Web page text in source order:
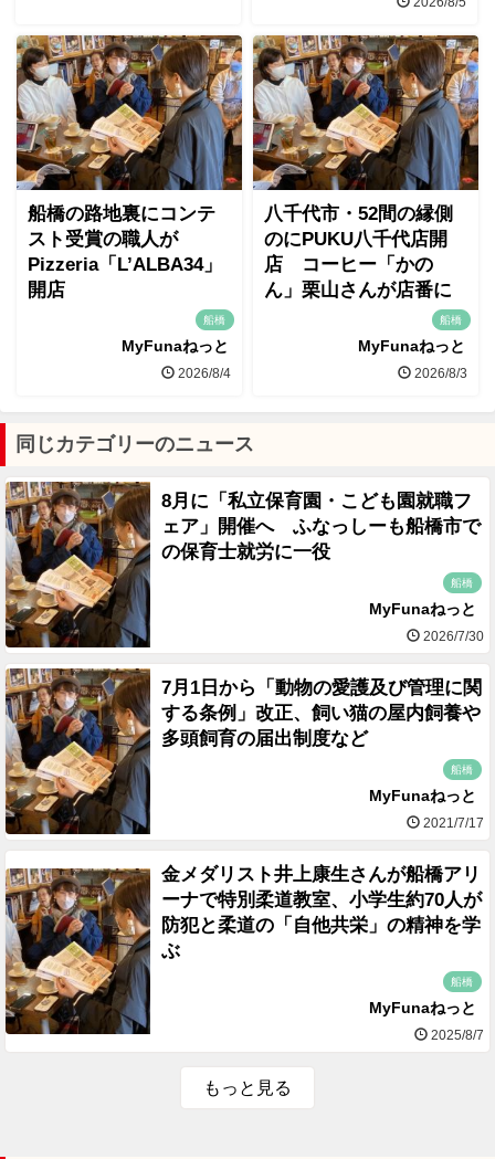
船橋の路地裏にコンテ
スト受賞の職人が
Pizzeria「L’ALBA34」
開店
船橋
MyFunaねっと
2026/8/4
八千代市・52間の縁側
のにPUKU八千代店開
店 コーヒー「かの
ん」栗山さんが店番に
船橋
MyFunaねっと
2026/8/3
同じカテゴリーのニュース
8月に「私立保育園・こども園就職フ
ェア」開催へ ふなっしーも船橋市で
の保育士就労に一役
船橋
MyFunaねっと
2026/7/30
7月1日から「動物の愛護及び管理に関
する条例」改正、飼い猫の屋内飼養や
多頭飼育の届出制度など
船橋
MyFunaねっと
2021/7/17
金メダリスト井上康生さんが船橋アリ
ーナで特別柔道教室、小学生約70人が
防犯と柔道の「自他共栄」の精神を学
ぶ
船橋
MyFunaねっと
2025/8/7
もっと見る